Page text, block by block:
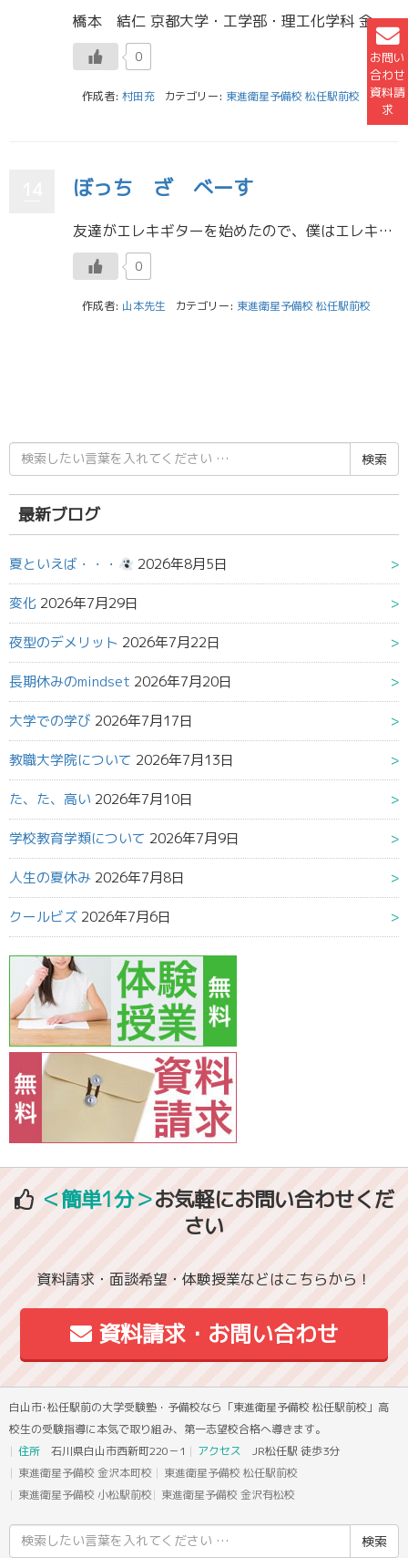
お問い
合わせ
資料請
求
橋本 結仁 京都大学・工学部・理工化学科 金沢泉丘高校 私は、東進の担任、副担任の先生との定期的な面談時に、問題集による先取り演習と、二次試験の過去問演習講座をとにかくやるべしと言われ、それをずっと愚直にやりました。結 […]
0
作成者: 村田充 カテゴリー: 東進衛星予備校 松任駅前校
ぼっち ざ べーす
友達がエレキギターを始めたので、僕はエレキベースを始めてみました。 初めは趣味のひとつになればいいな～と思ってましたが、だいぶ沼ってしまいました。 毎日寝る前に一人で練習しているのですが、昨日できなかったことが出来るよう […]
0
作成者: 山本先生 カテゴリー: 東進衛星予備校 松任駅前校
検
索
結
果:
最新ブログ
夏といえば・・・ 2026年8月5日
変化 2026年7月29日
夜型のデメリット 2026年7月22日
長期休みのmindset 2026年7月20日
大学での学び 2026年7月17日
教職大学院について 2026年7月13日
た、た、高い 2026年7月10日
学校教育学類について 2026年7月9日
人生の夏休み 2026年7月8日
クールビズ 2026年7月6日
＜簡単1分＞お気軽にお問い合わせくだ
さい
資料請求・面談希望・体験授業などはこちらから！
資料請求・お問い合わせ
白山市･松任駅前の大学受験塾・予備校なら「東進衛星予備校 松任駅前校」高
校生の受験指導に本気で取り組み、第一志望校合格へ導きます。
住所 石川県白山市西新町220－1 アクセス JR松任駅 徒歩3分
東進衛星予備校 金沢本町校
東進衛星予備校 松任駅前校
東進衛星予備校 小松駅前校
東進衛星予備校 金沢有松校